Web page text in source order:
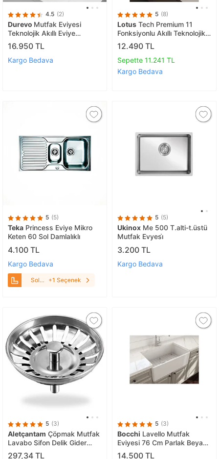
4.5 (2)
Durevo Mutfak Eviyesi
Teknolojik Akıllı Eviye
Paslanmaz Çelik -NANO PVD
Kaplama Yüzey 75x46cm
Siyah
16.950 TL
Kargo Bedava
5 (8)
Lotus Tech Premium 11
Fonksiyonlu Akıllı Teknolojik
Eviye Seti Paslanmaz Bal
Peteği Taban Evye -
Honeycomb
12.490 TL
Sepette 11.241 TL
Kargo Bedava
5 (5)
Teka Princess Eviye Mikro
Keten 60 Sol Damlalıklı
4.100 TL
Kargo Bedava
Sol
+1 Seçenek
5 (5)
Ukinox Me 500 T.alti-t.üstü
Mutfak Evyesi̇
3.200 TL
Kargo Bedava
5 (3)
Aletçantam Çöpmak Mutfak
Lavabo Sifon Delik Gider
Metal Tıpa Süzgeci 8cm
297,34 TL
5 (3)
Bocchi Lavello Mutfak
Eviyesi 76 Cm Parlak Beyaz
1138-001-0120-03
14.500 TL